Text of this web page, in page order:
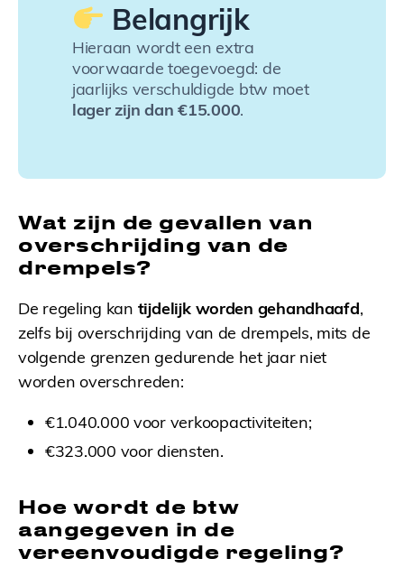
Belangrijk
Hieraan wordt een extra
voorwaarde toegevoegd: de
jaarlijks verschuldigde btw moet
lager zijn dan €15.000.
Wat zijn de gevallen van
overschrijding van de
drempels?
De regeling kan tijdelijk worden gehandhaafd,
zelfs bij overschrijding van de drempels, mits de
volgende grenzen gedurende het jaar niet
worden overschreden:
€1.040.000 voor verkoopactiviteiten;
€323.000 voor diensten.
Hoe wordt de btw
aangegeven in de
vereenvoudigde regeling?